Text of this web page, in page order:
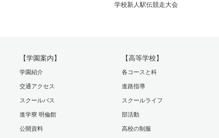
学校新人駅伝競走大会
【学園案内】
学園紹介
交通アクセス
スクールバス
進学寮 明倫館
公開資料
【高等学校】
各コースと科
進路指導
スクールライフ
部活動
高校の制服